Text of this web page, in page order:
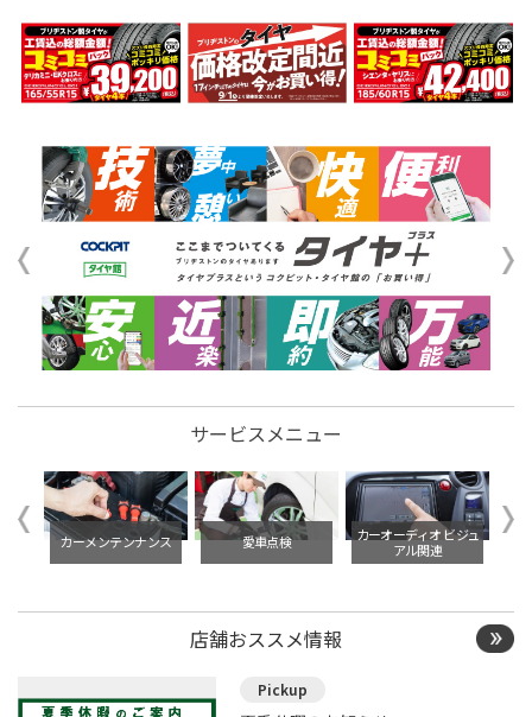
サービスメニュー
交 カーメンテンナンス 愛車点検
カーオーディオ ビジュ
アル関連
店舗おススメ情報